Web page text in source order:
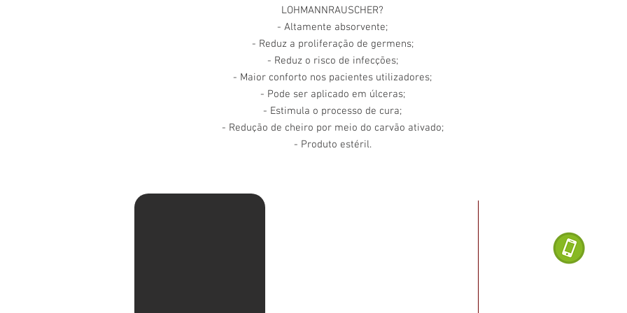
LOHMANNRAUSCHER?
- Altamente absorvente;
- Reduz a proliferação de germens;
- Reduz o risco de infecções;
- Maior conforto nos pacientes utilizadores;
- Pode ser aplicado em úlceras;
- Estimula o processo de cura;
- Redução de cheiro por meio do carvão ativado;
- Produto estéril.